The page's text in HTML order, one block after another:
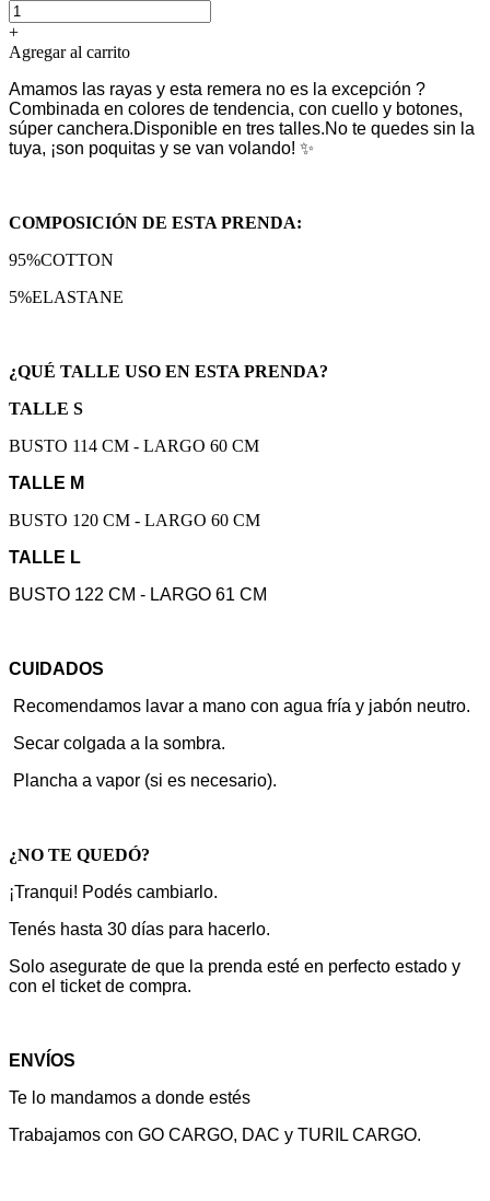
+
Agregar al carrito
Amamos las rayas y esta remera no es la excepción ?
Combinada en colores de tendencia, con cuello y botones,
súper canchera.Disponible en tres talles.No te quedes sin la
tuya, ¡son poquitas y se van volando! ✨
COMPOSICIÓN DE ESTA PRENDA:
95%COTTON
5%ELASTANE
¿QUÉ TALLE USO EN ESTA PRENDA?
TALLE S
BUSTO 114 CM - LARGO 60 CM
TALLE M
BUSTO 120 CM - LARGO 60 CM
TALLE L
BUSTO 122 CM - LARGO 61 CM
CUIDADOS
Recomendamos lavar a mano con agua fría y jabón neutro.
Secar colgada a la sombra.
Plancha a vapor (si es necesario).
¿NO TE QUEDÓ?
¡Tranqui! Podés cambiarlo.
Tenés hasta 30 días para hacerlo.
Solo asegurate de que la prenda esté en perfecto estado y
con el ticket de compra.
ENVÍOS
Te lo mandamos a donde estés
Trabajamos con GO CARGO, DAC y TURIL CARGO.